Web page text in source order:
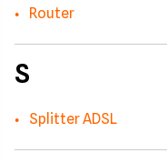
Router
S
Splitter ADSL